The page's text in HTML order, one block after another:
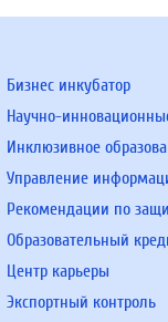
Бизнес инкубатор
Научно-
Инклюзивное
Управление
Рекомендации по
Образовательный
Центр карьеры
Экспортный контроль